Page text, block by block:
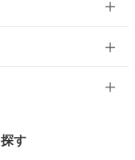
す